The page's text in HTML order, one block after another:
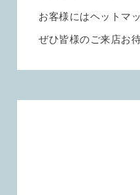
お客様にはヘットマ
ぜひ皆様のご来店お